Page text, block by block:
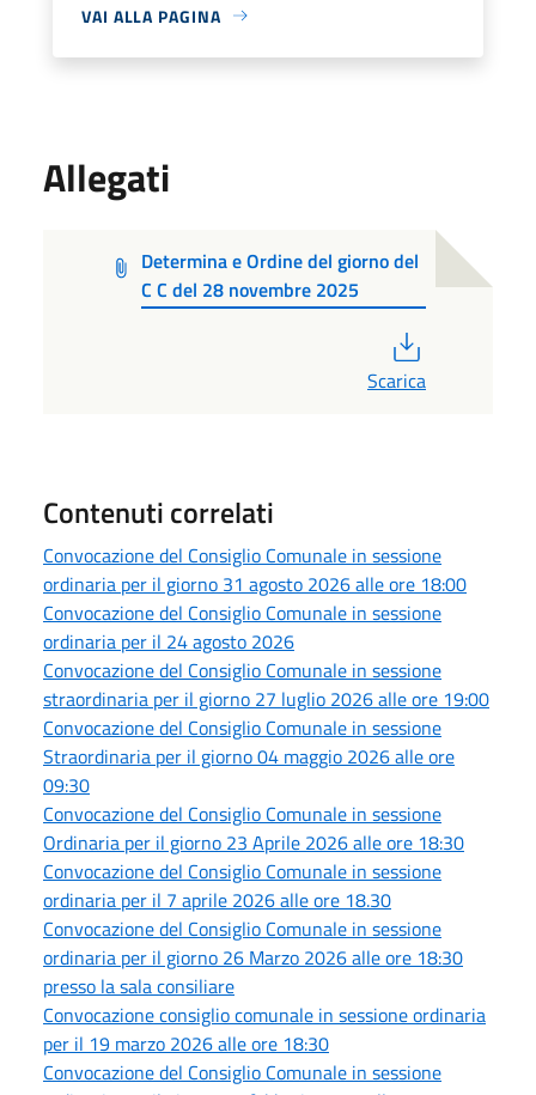
VAI ALLA PAGINA
Allegati
Determina e Ordine del giorno del
C C del 28 novembre 2025
Scarica
Contenuti correlati
Convocazione del Consiglio Comunale in sessione
ordinaria per il giorno 31 agosto 2026 alle ore 18:00
Convocazione del Consiglio Comunale in sessione
ordinaria per il 24 agosto 2026
Convocazione del Consiglio Comunale in sessione
straordinaria per il giorno 27 luglio 2026 alle ore 19:00
Convocazione del Consiglio Comunale in sessione
Straordinaria per il giorno 04 maggio 2026 alle ore
09:30
Convocazione del Consiglio Comunale in sessione
Ordinaria per il giorno 23 Aprile 2026 alle ore 18:30
Convocazione del Consiglio Comunale in sessione
ordinaria per il 7 aprile 2026 alle ore 18.30
Convocazione del Consiglio Comunale in sessione
ordinaria per il giorno 26 Marzo 2026 alle ore 18:30
presso la sala consiliare
Convocazione consiglio comunale in sessione ordinaria
per il 19 marzo 2026 alle ore 18:30
Convocazione del Consiglio Comunale in sessione